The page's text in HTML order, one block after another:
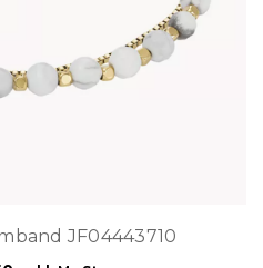
JF04443710